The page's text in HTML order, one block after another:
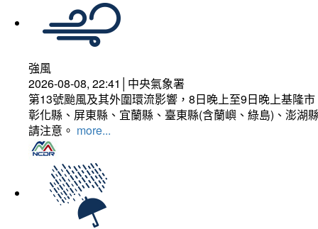
強風
2026-08-08, 22:41│中央氣象署
第13號颱風及其外圍環流影響，8日晚上至9日晚上基隆
彰化縣、屏東縣、宜蘭縣、臺東縣(含蘭嶼、綠島)、澎湖
請注意。 more...